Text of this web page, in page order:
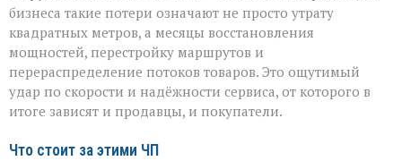
бизнеса такие потери означают не просто утрату
квадратных метров, а месяцы восстановления
мощностей, перестройку маршрутов и
перераспределение потоков товаров. Это ощутимый
удар по скорости и надёжности сервиса, от которого в
итоге зависят и продавцы, и покупатели.
Что стоит за этими ЧП